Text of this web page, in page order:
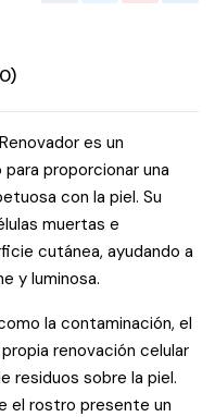
es un
proporcionar una
con la piel. Su
muertas e
cutánea, ayudando a
y luminosa.
la contaminación, el
renovación celular
residuos sobre la piel.
el rostro presente un